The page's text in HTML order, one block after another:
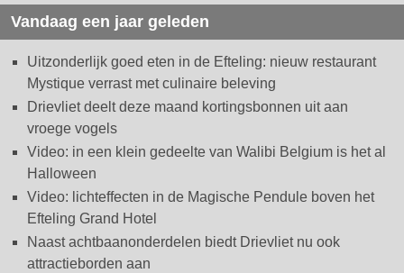
Vandaag een jaar geleden
Uitzonderlijk goed eten in de Efteling: nieuw restaurant
Mystique verrast met culinaire beleving
Drievliet deelt deze maand kortingsbonnen uit aan
vroege vogels
Video: in een klein gedeelte van Walibi Belgium is het al
Halloween
Video: lichteffecten in de Magische Pendule boven het
Efteling Grand Hotel
Naast achtbaanonderdelen biedt Drievliet nu ook
attractieborden aan